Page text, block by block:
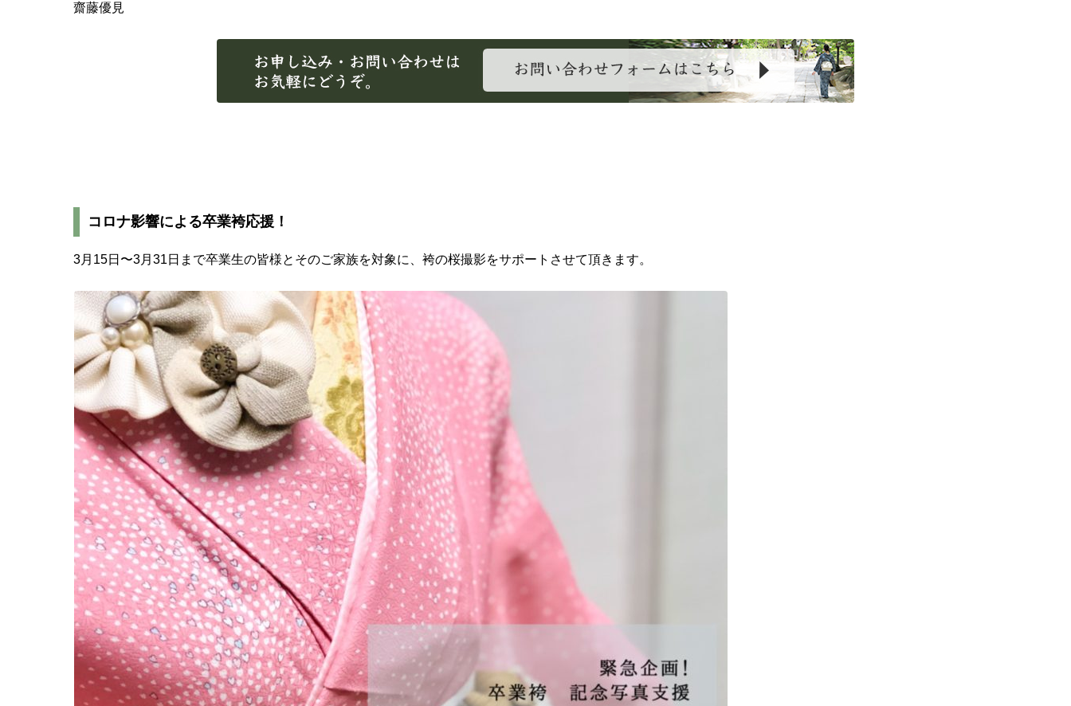
齋藤優見
コロナ影響による卒業袴応援！
3月15日〜3月31日まで卒業生の皆様とそのご家族を対象に、袴の桜撮影をサポートさせて頂きます。